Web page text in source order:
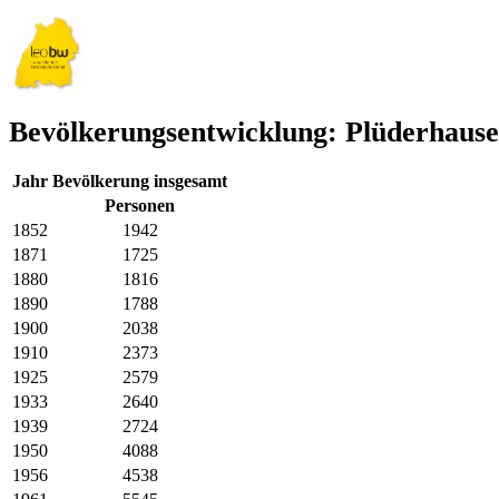
Bevölkerungsentwicklung:
Jahr Bevölkerung insgesamt
Personen
1852
1942
1871
1725
1880
1816
1890
1788
1900
2038
1910
2373
1925
2579
1933
2640
1939
2724
1950
4088
1956
4538